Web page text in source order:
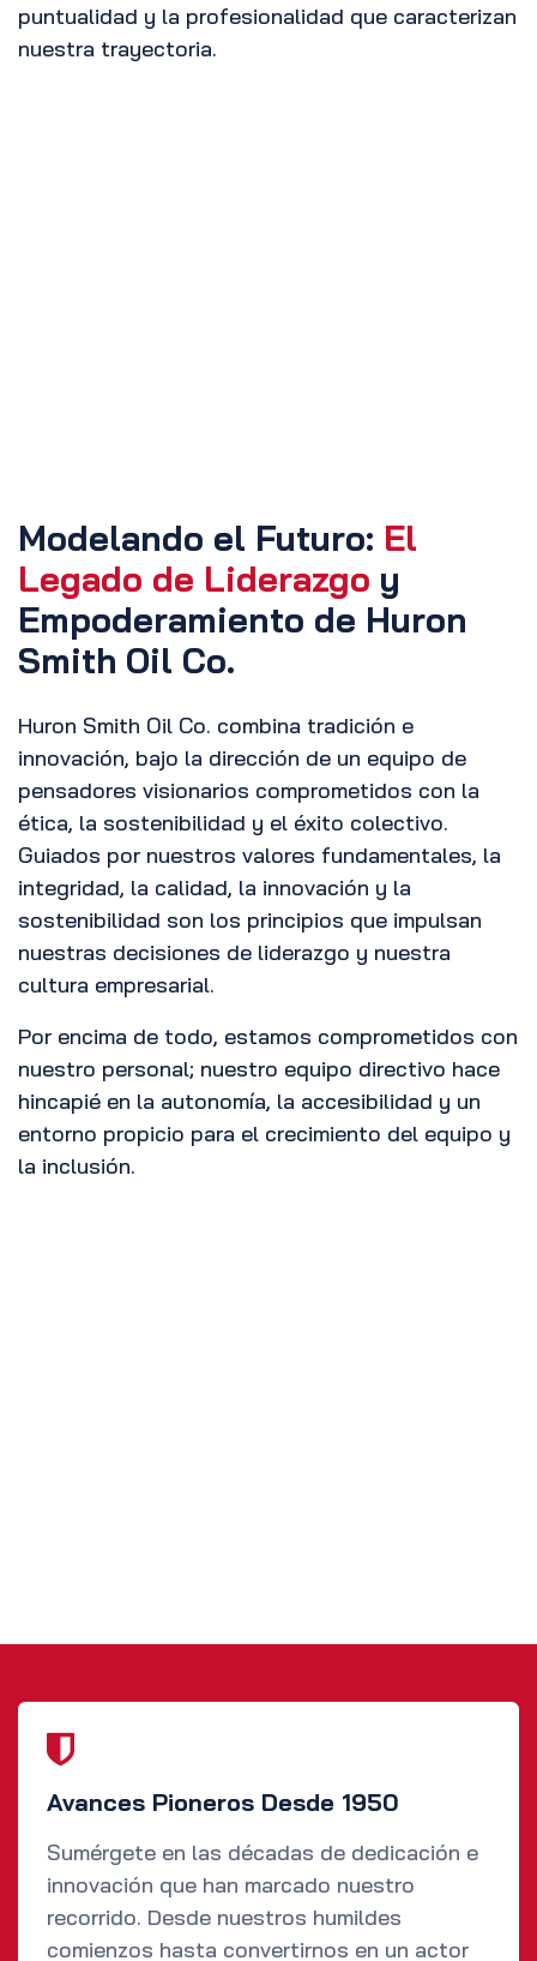
puntualidad y la profesionalidad que caracterizan
nuestra trayectoria.
Modelando el Futuro: El
Legado de Liderazgo y
Empoderamiento de Huron
Smith Oil Co.
Huron Smith Oil Co. combina tradición e
innovación, bajo la dirección de un equipo de
pensadores visionarios comprometidos con la
ética, la sostenibilidad y el éxito colectivo.
Guiados por nuestros valores fundamentales, la
integridad, la calidad, la innovación y la
sostenibilidad son los principios que impulsan
nuestras decisiones de liderazgo y nuestra
cultura empresarial.
Por encima de todo, estamos comprometidos con
nuestro personal; nuestro equipo directivo hace
hincapié en la autonomía, la accesibilidad y un
entorno propicio para el crecimiento del equipo y
la inclusión.
Avances Pioneros Desde 1950
Sumérgete en las décadas de dedicación e
innovación que han marcado nuestro
recorrido. Desde nuestros humildes
comienzos hasta convertirnos en un actor